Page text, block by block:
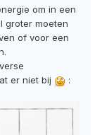
om in een
groter moeten
of voor een
er niet bij
: